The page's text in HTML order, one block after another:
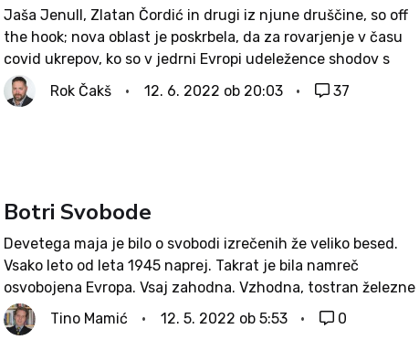
Jaša Jenull, Zlatan Čordić in drugi iz njune druščine, so off
the hook; nova oblast je poskrbela, da za rovarjenje v času
covid ukrepov, ko so v jedrni Evropi udeležence shodov s
konjenico in pendreki razganjali po parkih, ne bodo...
Rok Čakš 12. 6. 2022 ob 20:03 37
Botri Svobode
Devetega maja je bilo o svobodi izrečenih že veliko besed.
Vsako leto od leta 1945 naprej. Takrat je bila namreč
osvobojena Evropa. Vsaj zahodna. Vzhodna, tostran železne
zavese, je namreč svobodo dobila na konicah sovjetskih
bajonetov. Vojaško okupacijo je namreč...
Tino Mamić 12. 5. 2022 ob 5:53 0